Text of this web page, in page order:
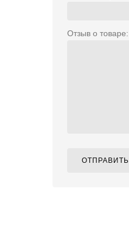
Отзыв о товаре:
ОТПРАВИТЬ